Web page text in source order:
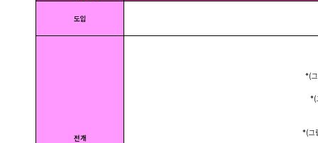
도입
전개
*(그
*(
*(그